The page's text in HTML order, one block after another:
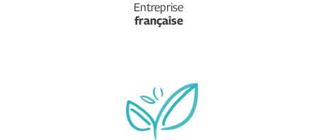
Entreprise
française